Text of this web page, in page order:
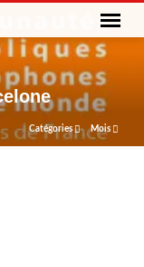
Catégories Mois